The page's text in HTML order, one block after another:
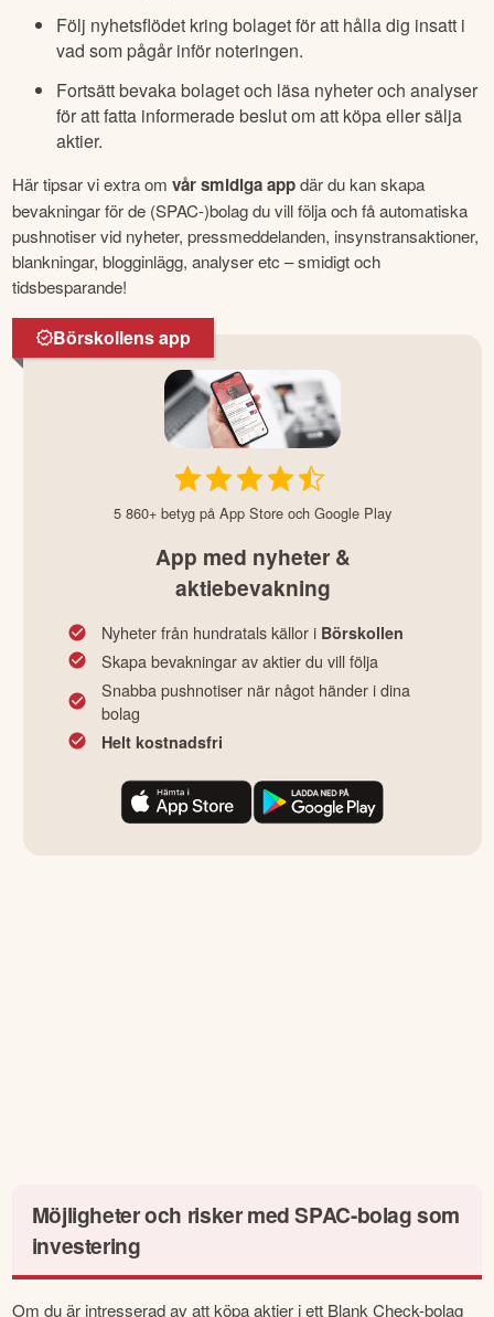
Följ nyhetsflödet kring bolaget för att hålla dig insatt i
vad som pågår inför noteringen.
Fortsätt bevaka bolaget och läsa nyheter och analyser
för att fatta informerade beslut om att köpa eller sälja
aktier.
Här tipsar vi extra om vår smidiga app där du kan skapa
bevakningar för de (SPAC-)bolag du vill följa och få automatiska
pushnotiser vid nyheter, pressmeddelanden, insynstransaktioner,
blankningar, blogginlägg, analyser etc – smidigt och
tidsbesparande!
Börskollens app
5 860+ betyg på App Store och Google Play
App med nyheter &
aktiebevakning
Nyheter från hundratals källor i Börskollen
Skapa bevakningar av aktier du vill följa
Snabba pushnotiser när något händer i dina
bolag
Helt kostnadsfri
Möjligheter och risker med SPAC-bolag som
investering
Om du är intresserad av att köpa aktier i ett Blank Check-bolag